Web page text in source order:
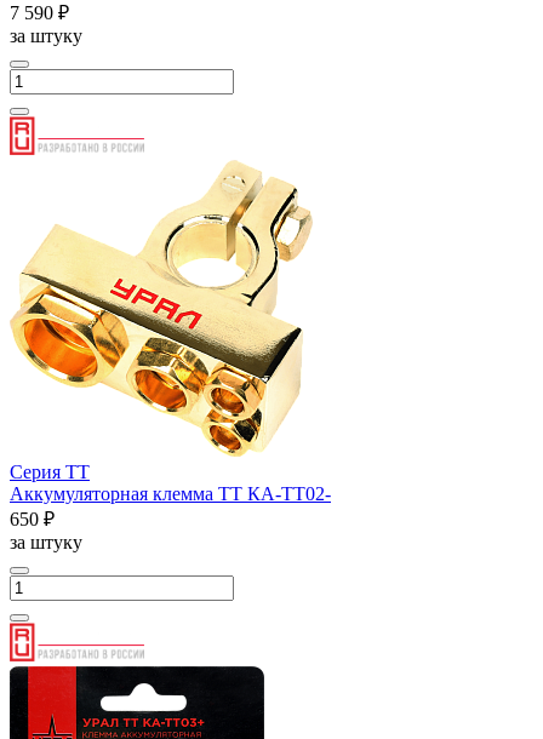
7 590 ₽
за штуку
Серия ТТ
Аккумуляторная клемма ТТ КА-ТТ02-
650 ₽
за штуку